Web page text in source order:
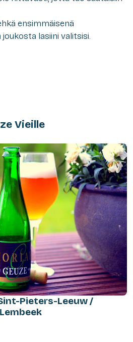
ensimmäisenä
lasiini valitsisi.
Vieille
Pieters-Leeuw /